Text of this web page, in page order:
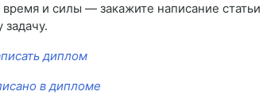
и силы — закажите написание
диплом
в дипломе